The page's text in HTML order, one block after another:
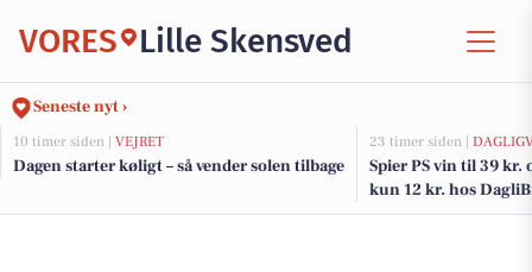
VORES Lille Skensved
Seneste nyt ›
10 timer siden | VEJRET
Dagen starter køligt – så vender solen tilbage
23 timer siden |
Spier PS vin til 39
kun 12 kr. hos